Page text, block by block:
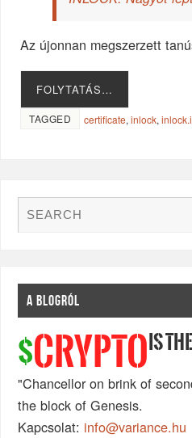
Az újonnan megszerzett
FOLYTATÁS…
TAGGED certificate,inlock,
A BLOGRÓL
$CRYPTO IS
"Chancellor on brink of
the block of Genesis.
Kapcsolat: info@variance.hu